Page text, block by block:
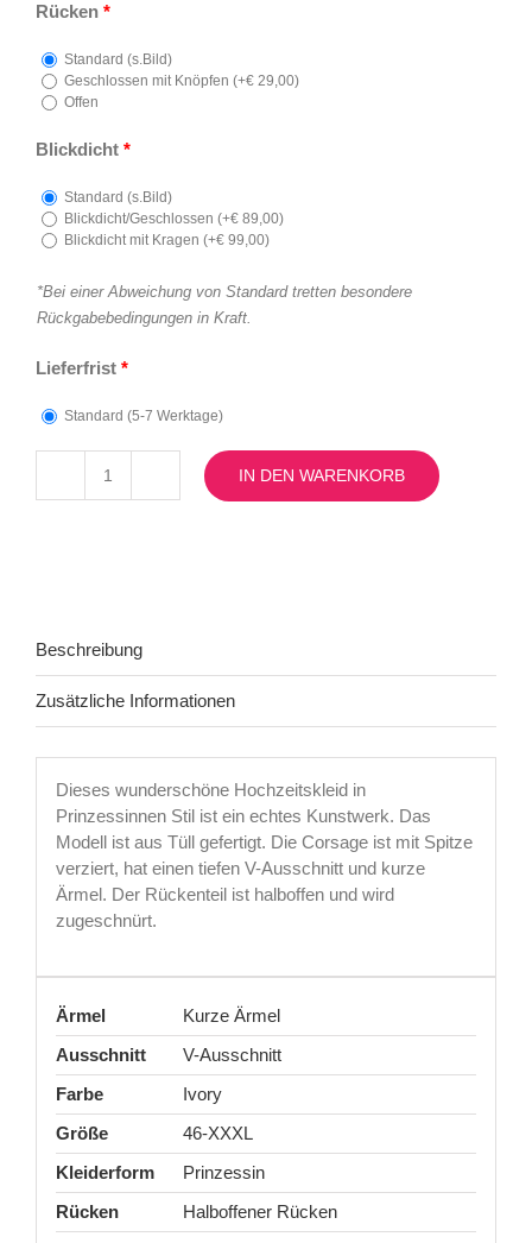
Rücken *
Standard (s.Bild)
Geschlossen mit Knöpfen (+€ 29,00)
Offen
Blickdicht *
Standard (s.Bild)
Blickdicht/Geschlossen (+€ 89,00)
Blickdicht mit Kragen (+€ 99,00)
*Bei einer Abweichung von Standard tretten besondere
Rückgabebedingungen in Kraft.
Lieferfrist *
Standard (5-7 Werktage)
Modell
IN DEN WARENKORB
Beschreibung
Zusätzliche Informationen
Dieses wunderschöne Hochzeitskleid in
Prinzessinnen Stil ist ein echtes Kunstwerk. Das
Modell ist aus Tüll gefertigt. Die Corsage ist mit Spitze
verziert, hat einen tiefen V-Ausschnitt und kurze
Ärmel. Der Rückenteil ist halboffen und wird
zugeschnürt.
Ärmel
Kurze Ärmel
Ausschnitt
V-Ausschnitt
Farbe
Ivory
Größe
46-XXXL
Kleiderform
Prinzessin
Rücken
Halboffener Rücken